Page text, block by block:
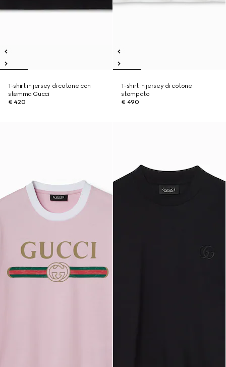
T-shirt in jersey di cotone con
stemma Gucci
€ 420
T-shirt in jersey di cotone
stampato
€ 490